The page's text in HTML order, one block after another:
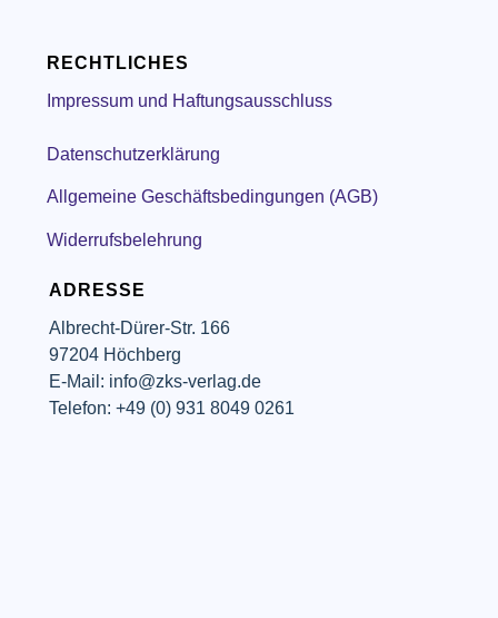
ADRESSE
Albrecht-Dürer-Str. 166
97204 Höchberg
E-Mail: info@zks-verlag.de
Telefon: +49 (0) 931 8049 0261
RECHTLICHES
Impressum und Haftungsausschluss
Datenschutzerklärung
Allgemeine Geschäftsbedingungen (AGB)
Widerrufsbelehrung